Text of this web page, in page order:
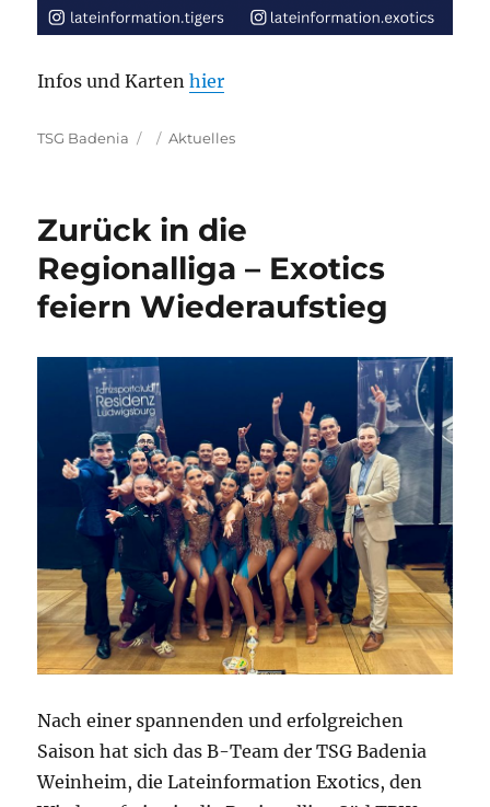
Infos und Kartenhier
Autor
TSG Badenia
Veröffentlicht
Kategorien
Aktuelles
Zurück in die
Regionalliga – Exotics
feiern Wiederaufstieg
Nach einer spannenden und erfolgreichen
Saison hat sich das B-Team der TSG Badenia
Weinheim, die Lateinformation Exotics, den